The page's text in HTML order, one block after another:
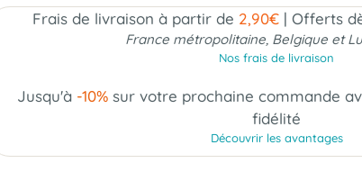
Frais de livraison à partir de 2,90€ | Offerts
France métropolitaine, Belgique et
Nos frais de livraison
Jusqu'à -10%sur votre prochaine commande
fidélité
Découvrir les avantages